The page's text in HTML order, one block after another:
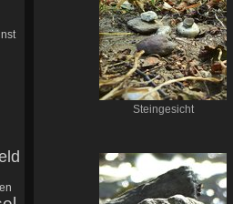
Steingesicht